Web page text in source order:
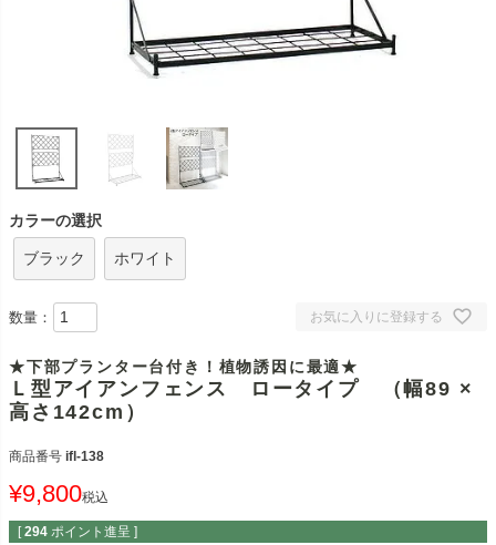
カラーの選択
ブラック ホワイト
お気に入りに登録する
数量：
★下部プランター台付き！植物誘因に最適★
Ｌ型アイアンフェンス ロータイプ （幅89 ×
高さ142cm）
商品番号 ifl-138
¥9,800税込
[ 294 ポイント進呈 ]